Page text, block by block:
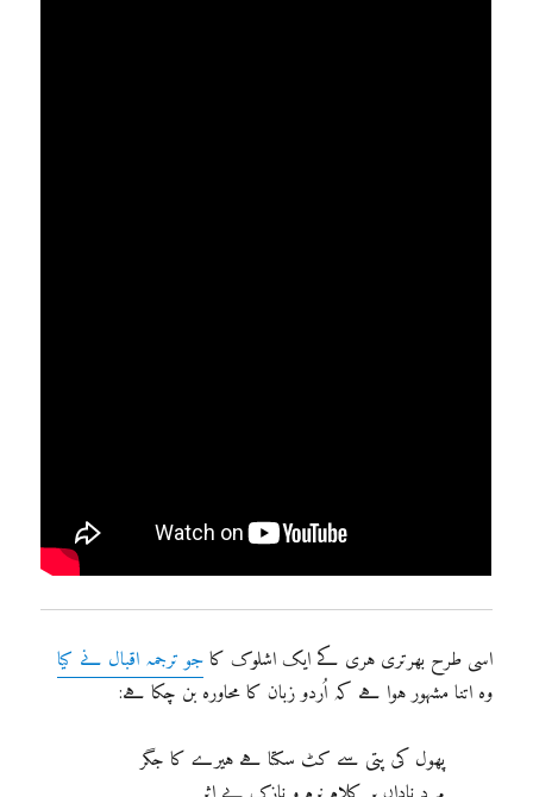
اسی طرح بھرتری ہری کے ایک اشلوک کاجو ترجمہ اقبال نے کیا
وہ اتنا مشہور ہوا ہے کہ اُردو زبان کا محاورہ بن چکا ہے:
پھول کی پتی سے کٹ سکتا ہے ہیرے کا جگر